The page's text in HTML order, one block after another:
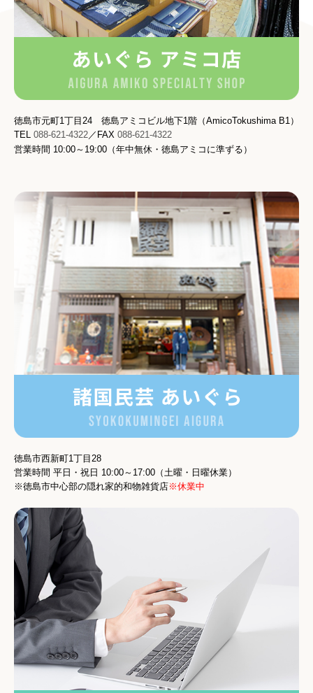
徳島市元町1丁目24 徳島アミコビル地下1階（AmicoTokushima B1）
TEL 088-621-4322 ／FAX 088-621-4322
営業時間 10:00～19:00（年中無休・ 徳島アミコに準ずる ）
徳島市西新町1丁目28
営業時間 平日・祝日 10:00～17:00 （土曜・日曜休業）
※徳島市中心部の隠れ家的和物雑貨店※休業中